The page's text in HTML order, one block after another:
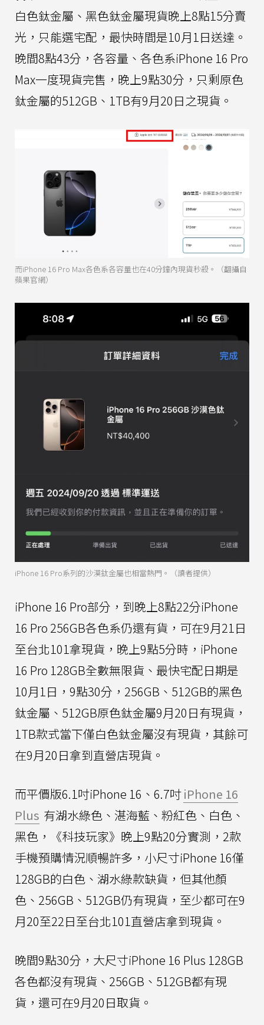
白色鈦金屬、黑色鈦金屬現貨晚上8點15分賣
光，只能選宅配，最快時間是10月1日送達。
晚間8點43分，各容量、各色系iPhone 16 Pro
Max一度現貨完售，晚上9點30分，只剩原色
鈦金屬的512GB、1TB有9月20日之現貨。
而iPhone 16 Pro Max各色系各容量也在40分鐘內現貨秒殺。（翻攝自
蘋果官網）
iPhone 16 Pro系列的沙漠鈦金屬也相當熱門。（讀者提供）
iPhone 16 Pro部分，到晚上8點22分iPhone
16 Pro 256GB各色系仍還有貨，可在9月21日
至台北101拿現貨，晚上9點5分時，iPhone
16 Pro 128GB全數無限貨、最快宅配日期是
10月1日，9點30分，256GB、512GB的黑色
鈦金屬、512GB原色鈦金屬9月20日有現貨，
1TB款式當下僅白色鈦金屬沒有現貨，其餘可
在9月20日拿到直營店現貨。
而平價版6.1吋iPhone 16、6.7吋iPhone 16
Plus 有湖水綠色、湛海藍、粉紅色、白色、
黑色，《科技玩家》晚上9點20分實測，2款
手機預購情況順暢許多，小尺寸iPhone 16僅
128GB的白色、湖水綠款缺貨，但其他顏
色、256GB、512GB仍有現貨，至少都可在9
月20至22日至台北101直營店拿到現貨。
晚間9點30分，大尺寸iPhone 16 Plus 128GB
各色都沒有現貨、256GB、512GB都有現
貨，還可在9月20日取貨。